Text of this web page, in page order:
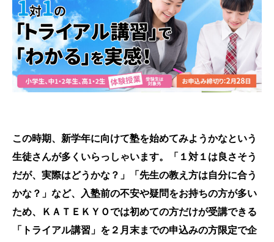
この時期、新学年に向けて塾を始めてみようかなという
生徒さんが多くいらっしゃいます。「１対１は良さそう
だが、実際はどうかな？」「先生の教え方は自分に合う
かな？」など、入塾前の不安や疑問をお持ちの方が多い
ため、ＫＡＴＥＫＹＯでは初めての方だけが受講できる
「トライアル講習」を２月末までの申込みの方限定で企